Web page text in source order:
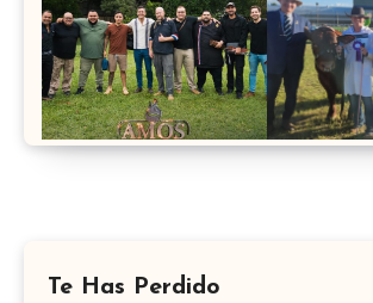
Te Has Perdido